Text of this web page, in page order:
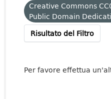
Creative Commons
Public Domain
Risultato del Filtro
Per favore effettua